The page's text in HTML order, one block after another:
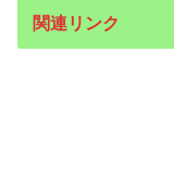
関連リンク